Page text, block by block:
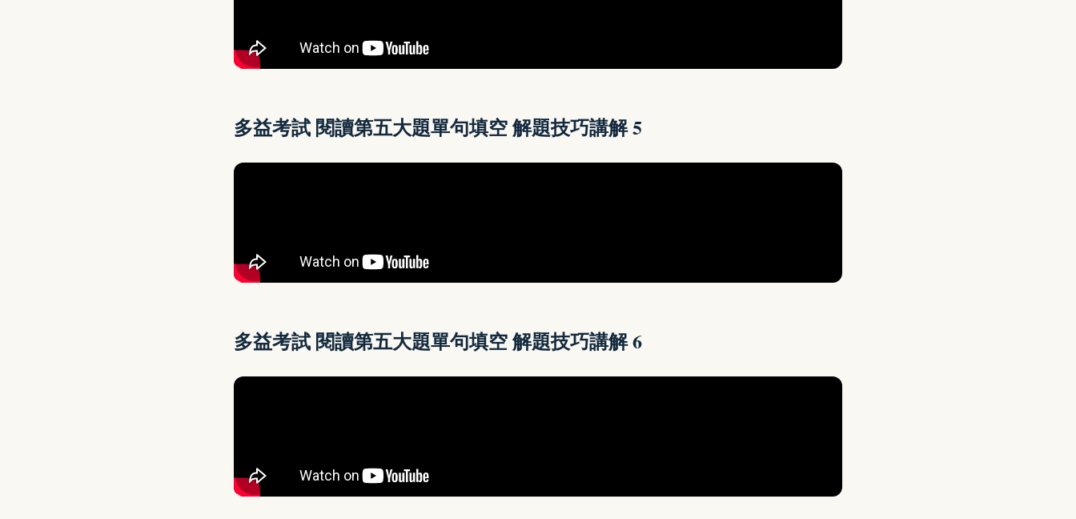
多益考試 閱讀第五大題單句填空 解題技巧講解5
多益考試 閱讀第五大題單句填空 解題技巧講解6